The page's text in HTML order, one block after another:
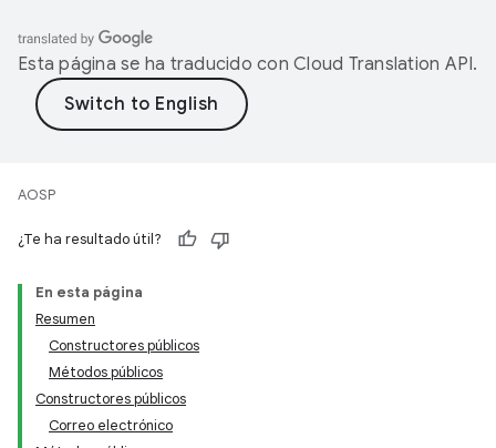
Esta página se ha traducido con Cloud Translation API.
AOSP
¿Te ha resultado útil?
En esta página
Resumen
Constructores públicos
Métodos públicos
Constructores públicos
Correo electrónico